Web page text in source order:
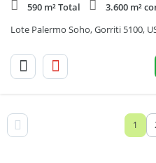
590 m² Total
3.600 m²
Lote Palermo Soho, Gorriti 5100,
1